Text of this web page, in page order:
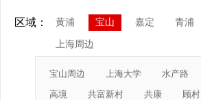
区域： 黄浦 宝山 嘉定 青浦
上海周边
宝山周边 上海大学 水产路
高境
共富新村 共康 顾村